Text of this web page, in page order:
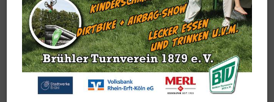
DOWNLOAD DOWNLOAD